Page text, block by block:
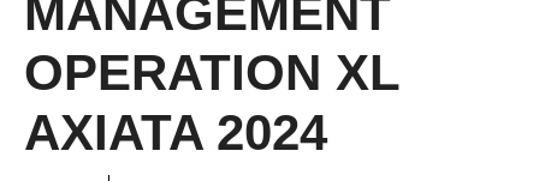
MANAGEMENT
OPERATION XL
AXIATA 2024